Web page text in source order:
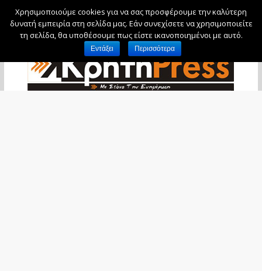
Παρασκευή, 7 Αυγούστου, 2026
Χρησιμοποιούμε cookies για να σας προσφέρουμε την καλύτερη
δυνατή εμπειρία στη σελίδα μας. Εάν συνεχίσετε να χρησιμοποιείτε
τη σελίδα, θα υποθέσουμε πως είστε ικανοποιημένοι με αυτό.
Εντάξει Περισσότερα